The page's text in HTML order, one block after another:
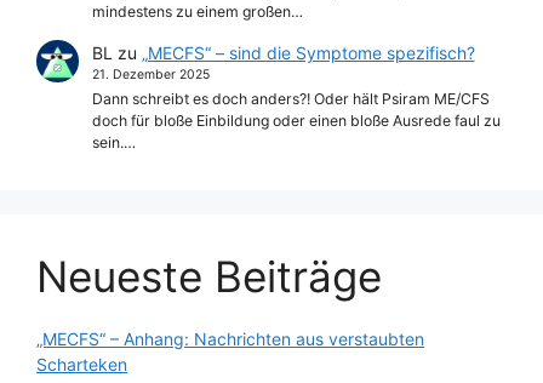
mindestens zu einem großen…
BL zu „MECFS“ – sind die Symptome spezifisch?
21. Dezember 2025
Dann schreibt es doch anders?! Oder hält Psiram ME/CFS
doch für bloße Einbildung oder einen bloße Ausrede faul zu
sein.…
Neueste Beiträge
„MECFS“ – Anhang: Nachrichten aus verstaubten
Scharteken